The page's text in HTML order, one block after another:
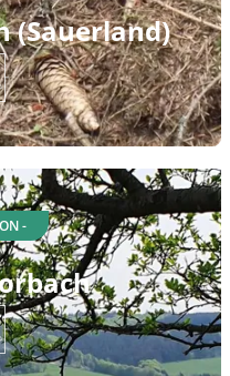
(Sauerland)
-